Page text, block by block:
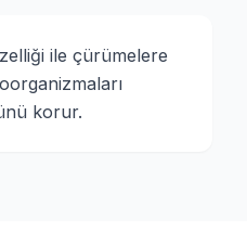
ile çürümelere
korur.